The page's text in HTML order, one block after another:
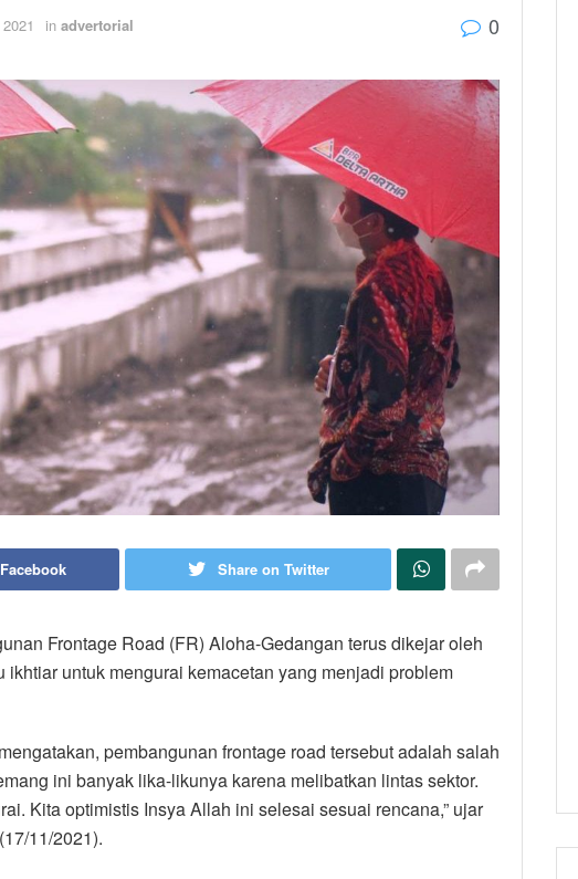
in advertorial 0
Share on Twitter
Frontage Road (FR) Aloha-Gedangan terus dikejar oleh
untuk mengurai kemacetan yang menjadi problem
pembangunan frontage road tersebut adalah salah
ini banyak lika-likunya karena melibatkan lintas sektor.
Kita optimistis Insya Allah ini selesai sesuai rencana,” ujar
11/2021).